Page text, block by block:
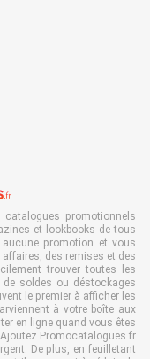
promotionnels
et lookbooks de tous
promotion et vous
des remises et des
trouver toutes les
soldes ou déstockages
le premier à afficher les
à votre boîte aux
en ligne quand vous êtes
Promocatalogues.fr
De plus, en feuilletant